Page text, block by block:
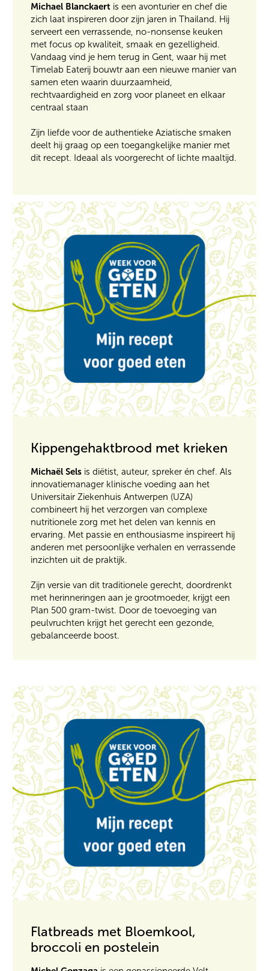
Michael Blanckaert is een avonturier en chef die
zich laat inspireren door zijn jaren in Thailand. Hij
serveert een verrassende, no-nonsense keuken
met focus op kwaliteit, smaak en gezelligheid.
Vandaag vind je hem terug in Gent, waar hij met
Timelab Eaterij bouwtr aan een nieuwe manier van
samen eten waarin duurzaamheid,
rechtvaardigheid en zorg voor planeet en elkaar
centraal staan
Zijn liefde voor de authentieke Aziatische smaken
deelt hij graag op een toegangkelijke manier met
dit recept. Ideaal als voorgerecht of lichte maaltijd.
Kippengehaktbrood met krieken
Michaël Sels is diëtist, auteur, spreker én chef. Als
innovatiemanager klinische voeding aan het
Universitair Ziekenhuis Antwerpen (UZA)
combineert hij het verzorgen van complexe
nutritionele zorg met het delen van kennis en
ervaring. Met passie en enthousiasme inspireert hij
anderen met persoonlijke verhalen en verrassende
inzichten uit de praktijk.
Zijn versie van dit traditionele gerecht, doordrenkt
met herinneringen aan je grootmoeder, krijgt een
Plan 500 gram-twist. Door de toevoeging van
peulvruchten krijgt het gerecht een gezonde,
gebalanceerde boost.
Flatbreads met Bloemkool,
broccoli en postelein